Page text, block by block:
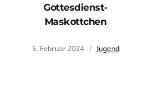
Gottesdienst-
Maskottchen
5. Februar 2024 Jugend